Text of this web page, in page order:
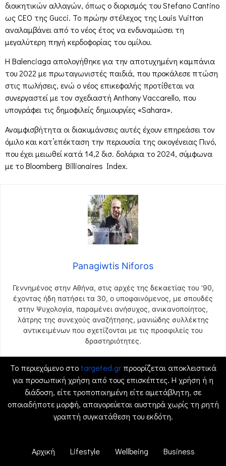
διοικητικών αλλαγών, όπως ο διορισμός του Stefano Cantino
ως CEO της Gucci. Το πρώην στέλεχος της Louis Vuitton
αναλαμβάνει από το νέος έτος να ενδυναμώσει τη
μεγαλύτερη πηγή κερδοφορίας του ομίλου.
Η Balenciaga απολογήθηκε για την αποτυχημένη καμπάνια
του 2022 με πρωταγωνιστές παιδιά, που προκάλεσε πτώση
στις πωλήσεις, ενώ ο νέος επικεφαλής προτίθεται να
συνεργαστεί με τον σχεδιαστή Anthony Vaccarello, που
υπογράφει τις δημοφιλείς δημιουργίες «Sahara».
Αναμφισβήτητα οι διακυμάνσεις αυτές έχουν επηρεάσει τον
όμιλο και κατ’επέκταση την περιουσία της οικογένειας Πινό,
που έχει μειωθεί κατά 14,2 δισ. δολάρια το 2024, σύμφωνα
με το Bloomberg Billionaires Index.
Panagiwtis Niforos
Γεννημένος στην Αθήνα, στις αρχές της δεκαετίας του ’90,
έχοντας ήδη πατήσει τα 30, ο υποφαινόμενος, με σπουδές
στην Ψυχολογία, παραμένει ανήσυχος, ανικανοποίητος,
λάτρης της συνεχούς αναζήτησης, μανιώδης συλλέκτης
αντικειμένων που σχετίζονται με τις προσφιλείς του
δραστηριότητες.
Το περιεχόμενο στο targeted.grπροορίζεται αποκλειστικά
για προσωπική χρήση από τους επισκέπτες. Η χρήση ή η
διάδοση, είτε τροποποιημένη είτε αμετάβλητη, σε
οποιαδήποτε μορφή, απαγορεύεται αυστηρά χωρίς τη ρητή
γραπτή συγκατάθεση του εκδότη.
Αρχική Lifestyle Wellbeing Business